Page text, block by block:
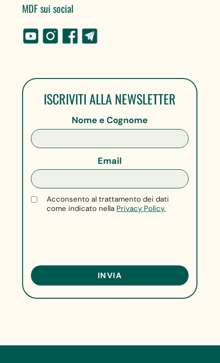
MDF sui social
ISCRIVITI ALLA NEWSLETTER
Nome e Cognome
Email
Acconsento al trattamento dei dati
come indicato nella Privacy Policy.